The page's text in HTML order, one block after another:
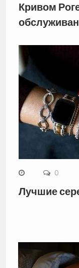
Кривом
0
Лучшие